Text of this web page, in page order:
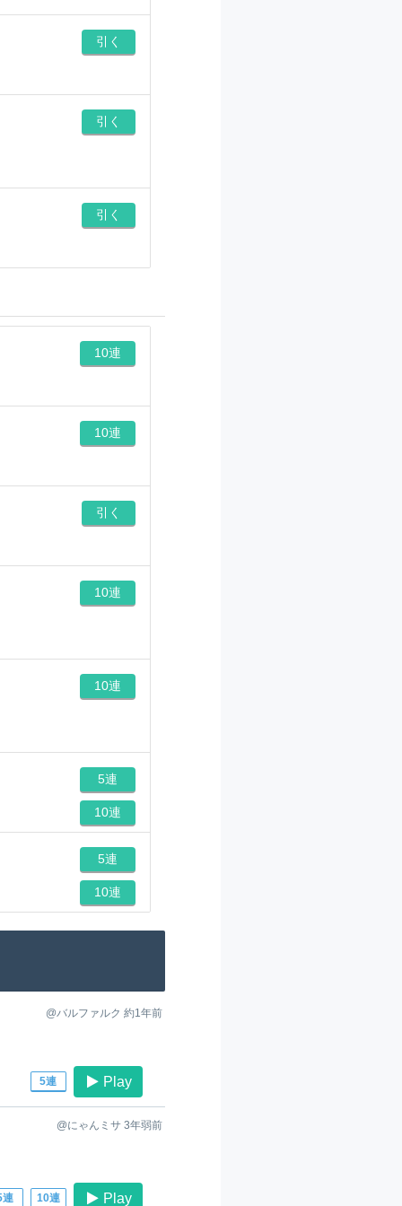
引く
引く
引く
10連
10連
引く
10連
10連
5連
10連
5連
10連
@バルファルク約1年前
5連 Play
@にゃんミサ3年弱前
連 10連 Play